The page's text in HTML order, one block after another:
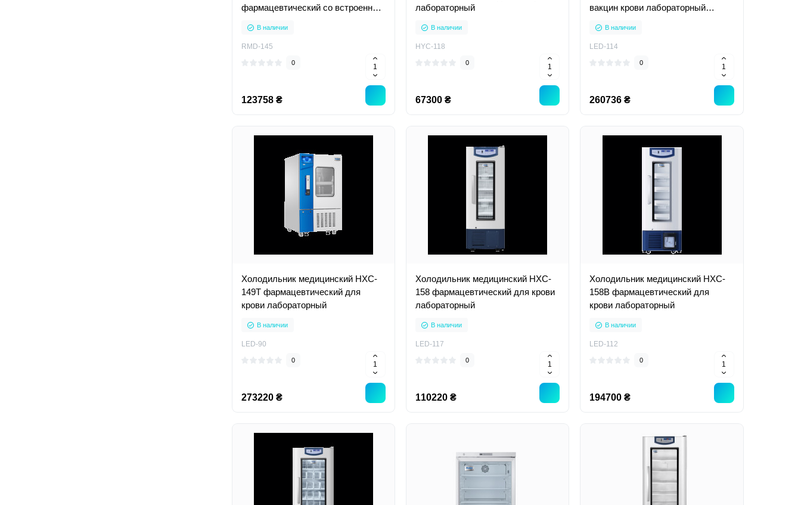
фармацевтический со встроенным
лекарств лабораторный
В наличии
RMD-145
0
123758 ₴
лабораторный
В наличии
HYC-118
0
67300 ₴
вакцин крови лабораторный
В наличии
LED-114
0
260736 ₴
Холодильник медицинский HXC-
149T фармацевтический для
крови лабораторный
В наличии
LED-90
0
273220 ₴
Холодильник медицинский HXC-
158 фармацевтический для крови
лабораторный
В наличии
LED-117
0
110220 ₴
Холодильник медицинский HXC-
158B фармацевтический для
крови лабораторный
В наличии
LED-112
0
194700 ₴